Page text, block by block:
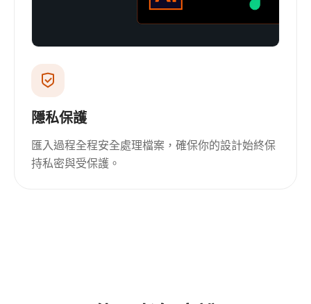
隱私保護
匯入過程全程安全處理檔案，確保你的設計始終保
持私密與受保護。